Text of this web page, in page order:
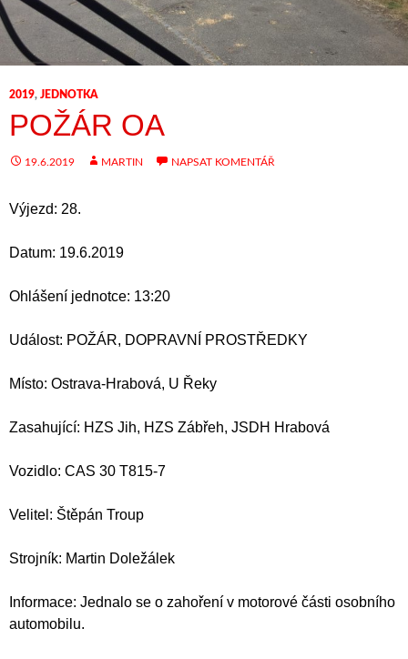
2019, JEDNOTKA
POŽÁR OA
19.6.2019 MARTIN NAPSAT KOMENTÁŘ
Výjezd: 28.
Datum: 19.6.2019
Ohlášení jednotce: 13:20
Událost: POŽÁR, DOPRAVNÍ PROSTŘEDKY
Místo: Ostrava-Hrabová, U Řeky
Zasahující: HZS Jih, HZS Zábřeh, JSDH Hrabová
Vozidlo: CAS 30 T815-7
Velitel: Štěpán Troup
Strojník: Martin Doležálek
Informace: Jednalo se o zahoření v motorové části osobního
automobilu.